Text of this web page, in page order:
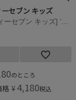
セブン キッズ
のところ
格 ¥ 4,180税込